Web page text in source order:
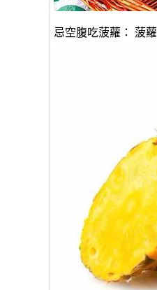
忌空腹吃菠蘿： 菠